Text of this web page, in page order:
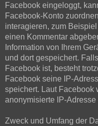
Facebook eingeloggt,
Facebook-Konto
interagieren, zum
einen Kommentar
Information von Ihrem
und dort gespeichert.
Facebook ist, besteht
Facebook seine IP-
speichert. Laut Facebook
anonymisierte IP-Adresse
Zweck und Umfang der